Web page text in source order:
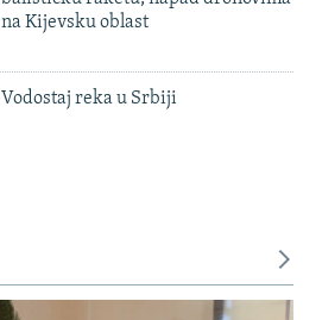
na Kijevsku oblast
Vodostaj reka u Srbiji